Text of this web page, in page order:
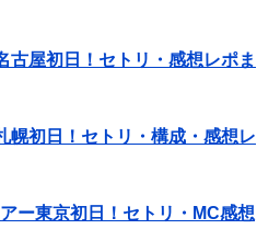
屋初日！セトリ・感想レポま
初日！セトリ・構成・感想レ
ー東京初日！セトリ・MC感想